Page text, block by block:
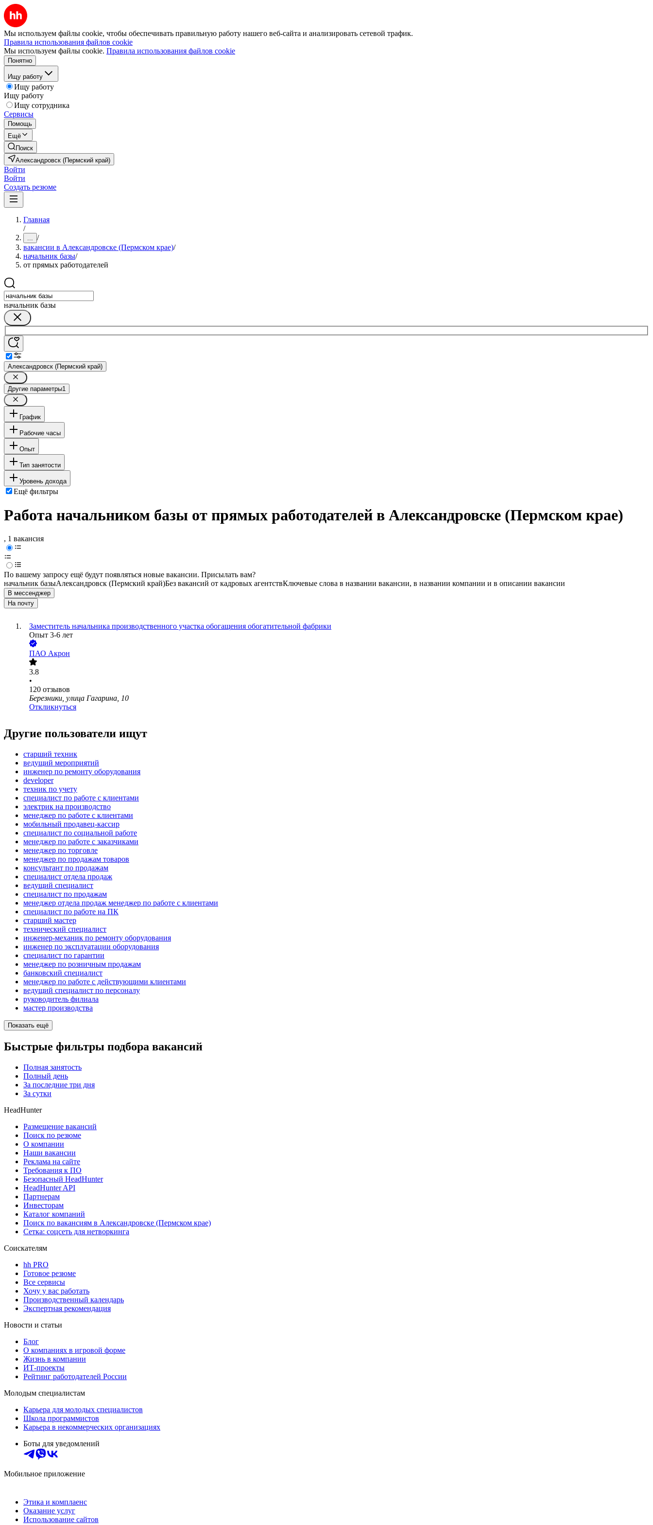
Мы используем файлы cookie, чтобы обеспечивать правильную работу нашего веб-сайта и анализировать сетевой трафик.
Правила использования файлов cookie
Мы используем файлы cookie. Правила использования файлов cookie
Понятно
Ищу работу
Ищу работу
Ищу работу
Ищу сотрудника
Сервисы
Помощь
Ещё
Поиск
Александровск (Пермский край)
Войти
Войти
Создать резюме
Главная
/
... /
вакансии в Александровске (Пермском крае)/
начальник базы/
от прямых работодателей
начальник базы
Александровск (Пермский край)
Другие параметры1
График
Рабочие часы
Опыт
Тип занятости
Уровень дохода
Ещё фильтры
Работа начальником базы от прямых работодателей в Александровске (Пермском крае)
, 1 вакансия
По вашему запросу ещё будут появляться новые вакансии. Присылать вам?
начальник базыАлександровск (Пермский край)Без вакансий от кадровых агентствКлючевые слова в названии вакансии, в названии компании и в описании вакансии
В мессенджер
На почту
Заместитель начальника производственного участка обогащения обогатительной фабрики
Опыт 3-6 лет
ПАО Акрон
3.8
•
120 отзывов
Березники, улица Гагарина, 10
Откликнуться
Другие пользователи ищут
старший техник
ведущий мероприятий
инженер по ремонту оборудования
developer
техник по учету
специалист по работе с клиентами
электрик на производство
менеджер по работе с клиентами
мобильный продавец-кассир
специалист по социальной работе
менеджер по работе с заказчиками
менеджер по торговле
менеджер по продажам товаров
консультант по продажам
специалист отдела продаж
ведущий специалист
специалист по продажам
менеджер отдела продаж менеджер по работе с клиентами
специалист по работе на ПК
старший мастер
технический специалист
инженер-механик по ремонту оборудования
инженер по эксплуатации оборудования
специалист по гарантии
менеджер по розничным продажам
банковский специалист
менеджер по работе с действующими клиентами
ведущий специалист по персоналу
руководитель филиала
мастер производства
Показать ещё
Быстрые фильтры подбора вакансий
Полная занятость
Полный день
За последние три дня
За сутки
HeadHunter
Размещение вакансий
Поиск по резюме
О компании
Наши вакансии
Реклама на сайте
Требования к ПО
Безопасный HeadHunter
HeadHunter API
Партнерам
Инвесторам
Каталог компаний
Поиск по вакансиям в Александровске (Пермском крае)
Сетка: соцсеть для нетворкинга
Соискателям
hh PRO
Готовое резюме
Все сервисы
Хочу у вас работать
Производственный календарь
Экспертная рекомендация
Новости и статьи
Блог
О компаниях в игровой форме
Жизнь в компании
ИТ-проекты
Рейтинг работодателей России
Молодым специалистам
Карьера для молодых специалистов
Школа программистов
Карьера в некоммерческих организациях
Боты для уведомлений
Мобильное приложение
Этика и комплаенс
Оказание услуг
Использование сайтов